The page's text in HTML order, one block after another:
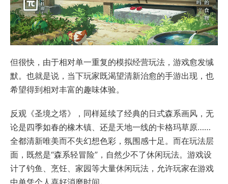
但很快，由于相对单一重复的模拟经营玩法，游戏愈发缄
默。也就是说，当下玩家既渴望清新治愈的手游出现，也
希望得到相对丰富的趣味体验。
反观《圣境之塔》，同样延续了经典的日式森系画风，无
论是四季如春的橡木镇、还是天地一线的卡格玛草原……
全都清新唯美而不失幻想色彩，氛围感十足。而在玩法层
面，既然是“森系轻冒险”，自然少不了休闲玩法。游戏设
计了钓鱼、烹饪、家园等大量休闲玩法，允许玩家在游戏